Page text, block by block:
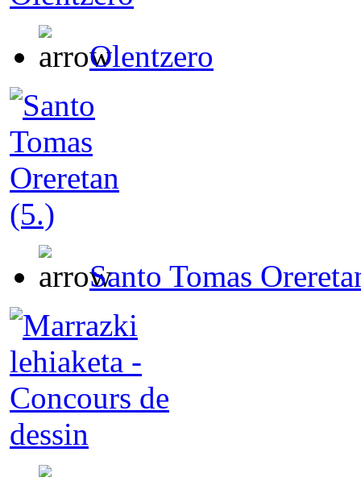
Olentzero
Santo Tomas